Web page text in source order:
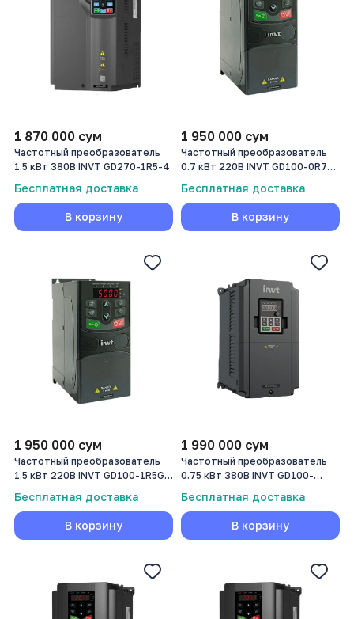
1 870 000сум
Частотный преобразователь
1.5 кВт 380В INVT GD270-1R5-4
Бесплатная доставка
В корзину
1 950 000 сум
Частотный преобразователь
0.7 кВт 220В INVT GD100-0R7G-
Бесплатная доставка
В корзину
1 950 000сум
Частотный преобразователь
1.5 кВт 220В INVT GD100-1R5G-
Бесплатная доставка
В корзину
1 990 000 сум
Частотный преобразователь
0.75 кВт 380В INVT GD100-
Бесплатная доставка
В корзину